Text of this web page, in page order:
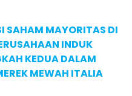
SAHAM MAYORITAS DI
INDUK
KEDUA DALAM
MEWAH ITALIA